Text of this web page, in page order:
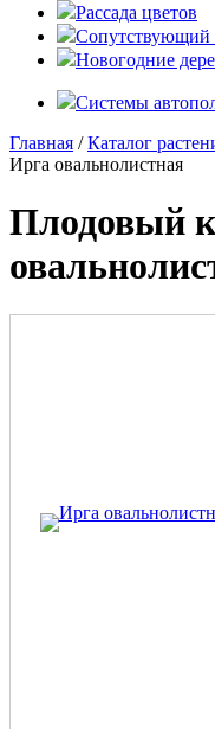
Рассада цветов
Сопутствующий
Новогодние
Системы
Главная /Каталог
Ирга овальнолистная
Плодовый